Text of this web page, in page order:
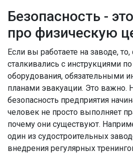
Безопасность -
про физическую
Если вы работаете на заводе,
сталкивались с инструкциями
оборудования, обязательными
планами эвакуации. Это важно.
безопасность предприятия
человек не просто выполняет
почему они существуют.
один из судостроительных
внедрения регулярных